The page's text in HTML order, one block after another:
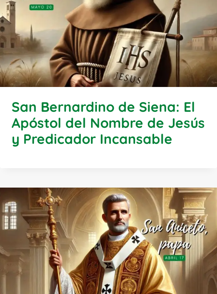
San Bernardino de Siena: El
Apóstol del Nombre de Jesús
y Predicador Incansable